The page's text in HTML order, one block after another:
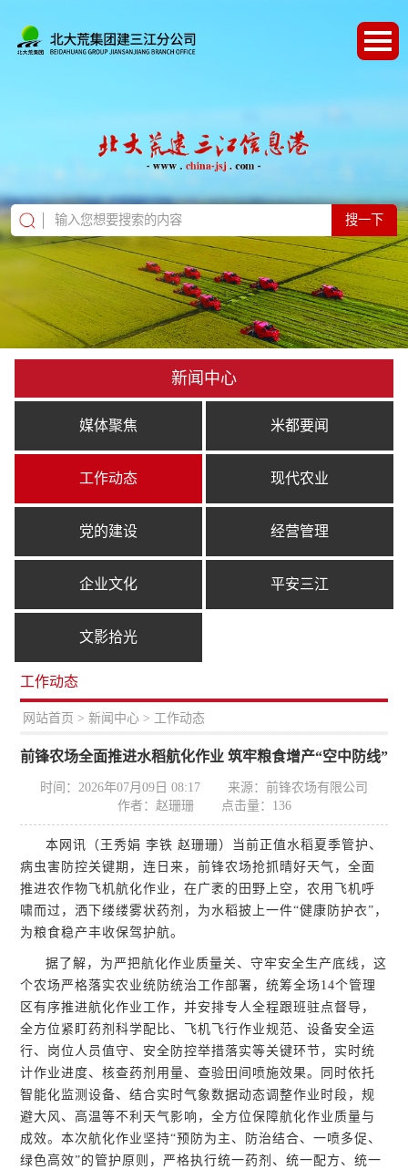
搜一下
新闻中心
媒体聚焦 米都要闻
工作动态 现代农业
党的建设 经营管理
企业文化 平安三江
文影拾光
工作动态
网站首页 > 新闻中心 > 工作动态
前锋农场全面推进水稻航化作业 筑牢粮食增产“空中防线”
时间：2026年07月09日 08:17
来源：前锋农场有限公司
作者：赵珊珊
点击量： 136
本网讯（王秀娟 李铁 赵珊珊）当前正值水稻夏季管护、
病虫害防控关键期，连日来，前锋农场抢抓晴好天气，全面
推进农作物飞机航化作业，在广袤的田野上空，农用飞机呼
啸而过，洒下缕缕雾状药剂，为水稻披上一件“健康防护衣”，
为粮食稳产丰收保驾护航。
据了解，为严把航化作业质量关、守牢安全生产底线，这
个农场严格落实农业统防统治工作部署，统筹全场14个管理
区有序推进航化作业工作，并安排专人全程跟班驻点督导，
全方位紧盯药剂科学配比、飞机飞行作业规范、设备安全运
行、岗位人员值守、安全防控举措落实等关键环节，实时统
计作业进度、核查药剂用量、查验田间喷施效果。同时依托
智能化监测设备、结合实时气象数据动态调整作业时段，规
避大风、高温等不利天气影响，全方位保障航化作业质量与
成效。本次航化作业坚持“预防为主、防治结合、一喷多促、
绿色高效”的管护原则，严格执行统一药剂、统一配方、统一